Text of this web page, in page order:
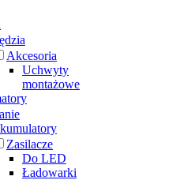
Akcesoria
Uchwyty
montażowe
Zasilacze
Do LED
Ładowarki